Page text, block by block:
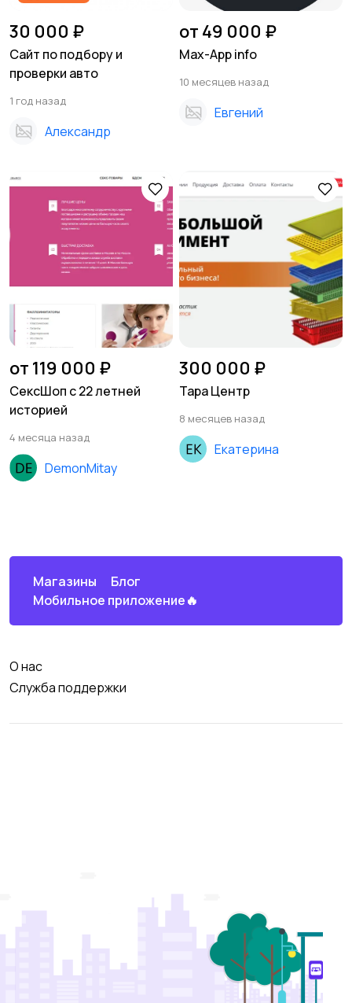
30 000 ₽
Сайт по подбору и
проверки авто
1 год назад
Александр
от 49 000 ₽
Max-App info
10 месяцев назад
Евгений
от 119 000 ₽
СексШоп с 22 летней
историей
4 месяца назад
DemonMitay
300 000 ₽
Тара Центр
8 месяцев назад
Екатерина
Магазины
Блог
Мобильное приложение🔥
О нас
Служба поддержки